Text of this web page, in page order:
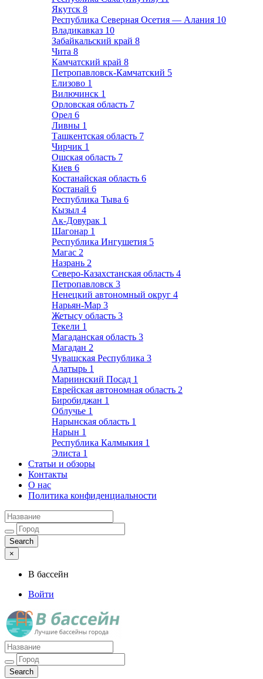
Якутск 8
Республика Северная Осетия — Алания 10
Владикавказ 10
Забайкальский край 8
Чита 8
Камчатский край 8
Петропавловск-Камчатский 5
Елизово 1
Вилючинск 1
Орловская область 7
Орел 6
Ливны 1
Ташкентская область 7
Чирчик 1
Ошская область 7
Киев 6
Костанайская область 6
Костанай 6
Республика Тыва 6
Кызыл 4
Ак-Довурак 1
Шагонар 1
Республика Ингушетия 5
Магас 2
Назрань 2
Северо-Казахстанская область 4
Петропавловск 3
Ненецкий автономный округ 4
Нарьян-Мар 3
Жетысу область 3
Текели 1
Магаданская область 3
Магадан 2
Чувашская Республика 3
Алатырь 1
Мариинский Посад 1
Еврейская автономная область 2
Биробиджан 1
Облучье 1
Нарынская область 1
Нарын 1
Республика Калмыкия 1
Элиста 1
Статьи и обзоры
Контакты
О нас
Политика конфиденциальности
×
В бассейн
Войти
Лучшие бассейны города